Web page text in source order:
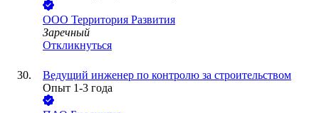
ООО Территория Развития
Заречный
Откликнуться
Ведущий инженер по контролю за строительством
Опыт 1-3 года